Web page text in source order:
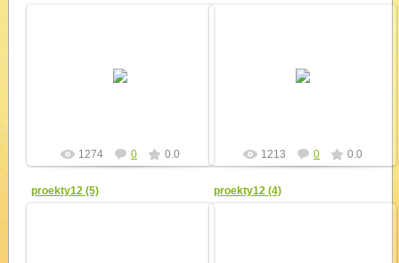
1274 0 0.0 1213 0 0.0
proekty12 (5) proekty12 (4)